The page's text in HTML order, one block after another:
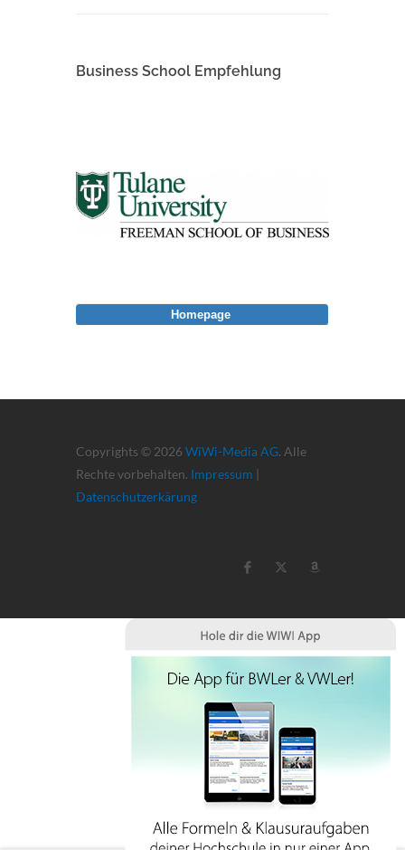
Business School Empfehlung
Copyrights © 2026 WiWi-Media AG. Alle
Rechte vorbehalten. Impressum |
Datenschutzerkärung
Homepage